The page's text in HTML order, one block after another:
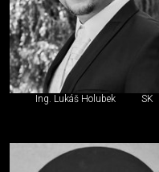
Ing. Lukáš Holubek SK